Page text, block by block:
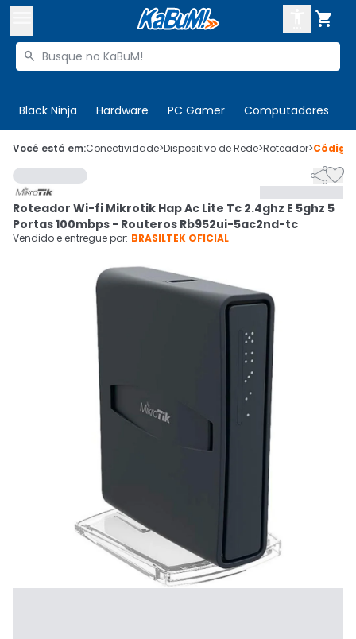

Buscar produtos

Black Ninja Hardware PC Gamer Computadores
 Olá. Acesse sua conta
 Departamentos
Cupons
Ativar tradutor em libras
CADASTRE-SE
Você está em:Conectividade>Dispositivo de Rede>Roteador>Código

Roteador Wi-fi Mikrotik Hap Ac Lite Tc 2.4ghz E 5ghz 5
Portas 100mbps - Routeros Rb952ui-5ac2nd-tc
Vendido e entregue por: BRASILTEK OFICIAL